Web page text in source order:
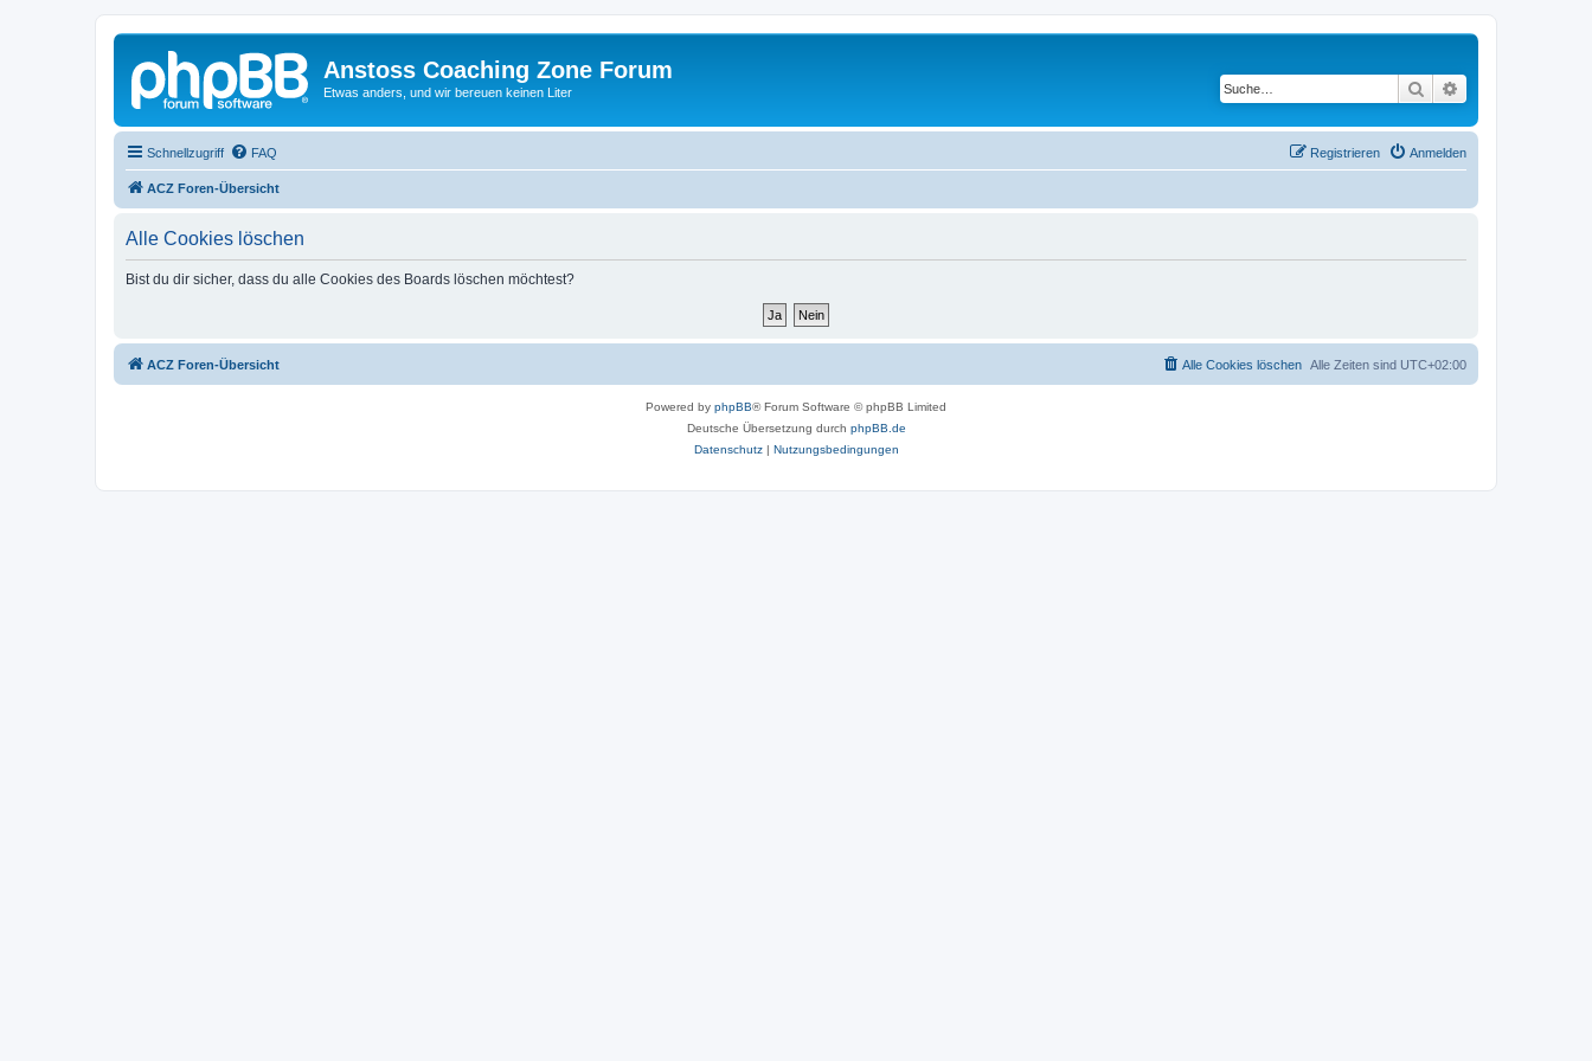
Anstoss Coaching Zone Forum
Etwas anders, und wir bereuen keinen Liter Suche
Schnellzugriff FAQ Anmelden
Registrieren
ACZ Foren-Übersicht
Alle Cookies löschen
Bist du dir sicher, dass du alle Cookies des Boards löschen möchtest?
ACZ Foren-Übersicht Alle Zeiten sind UTC+02:00
Alle Cookies löschen
Powered by phpBB® Forum Software © phpBB Limited
Deutsche Übersetzung durch phpBB.de
Datenschutz| Nutzungsbedingungen